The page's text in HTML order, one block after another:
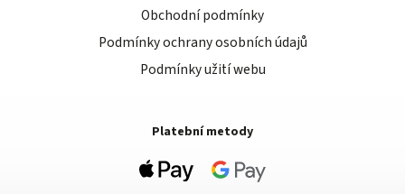
Obchodní podmínky
Podmínky ochrany osobních údajů
Podmínky užití webu
Platební metody